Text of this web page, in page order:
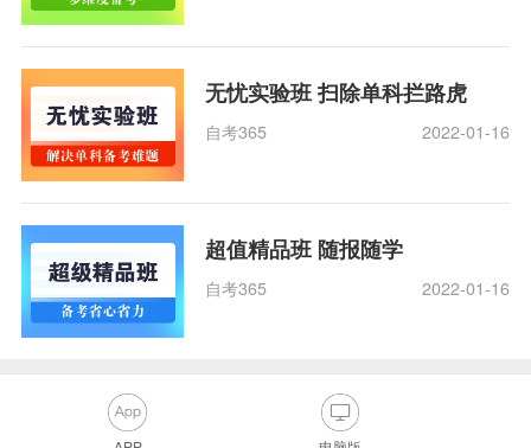
无忧实验班 扫除单科拦路虎
自考365 2022-01-16
超值精品班 随报随学
自考365 2022-01-16